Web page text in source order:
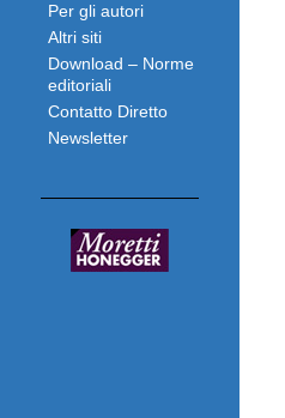
Per gli autori
Altri siti
Download – Norme
editoriali
Contatto Diretto
Newsletter